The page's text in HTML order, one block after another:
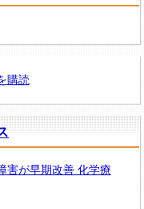
購読
害が早期改善 化学療